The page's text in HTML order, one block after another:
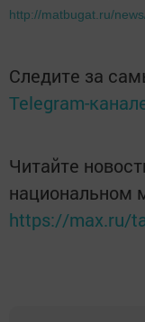
http://matbugat.ru/
Следите за
Telegram-
Читайте
национальном
https://max.ru/